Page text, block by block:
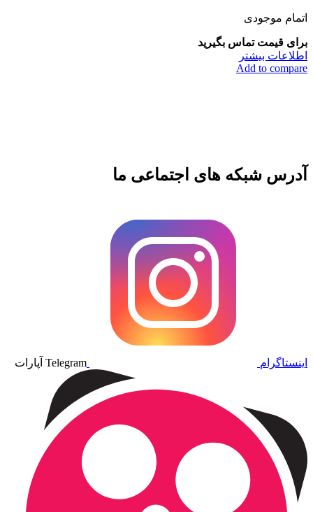
اتمام موجودی
برای قیمت تماس بگیرید
اطلاعات بیشتر
Add to compare
آدرس شبکه های اجتماعی ما
اینستاگرام Telegram آپارات